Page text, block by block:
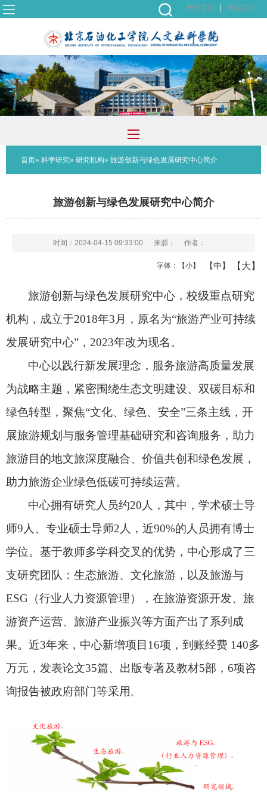
学校首页 学院首页
首页» 科学研究» 研究机构» 旅游创新与绿色发展研究中心简介
旅游创新与绿色发展研究中心简介
时间：2024-04-15 09:33:00 来源： 作者：
字体： 【小】 【中】 【大】
旅游创新与绿色发展研究中心，校级重点研究
机构，成立于2018年3月，原名为“旅游产业可持续
发展研究中心” ，2023年改为现名。
中心以践行新发展理念，服务旅游高质量发展
为战略主题，紧密围绕生态文明建设、双碳目标和
绿色转型，聚焦“文化、绿色、安全”三条主线，开
展旅游规划与服务管理基础研究和咨询服务，助力
旅游目的地文旅深度融合、价值共创和绿色发展，
助力旅游企业绿色低碳可持续运营。
中心拥有研究人员约20人，其中，学术硕士导
师9人、专业硕士导师2人，近90%的人员拥有博士
学位。基于教师多学科交叉的优势，中心形成了三
支研究团队：生态旅游、文化旅游，以及旅游与
ESG（行业人力资源管理），在旅游资源开发、旅
游资产运营、旅游产业振兴等方面产出了系列成
果。近3年来，中心新增项目16项，到账经费 140多
万元，发表论文35篇、出版专著及教材5部，6项咨
询报告被政府部门等采用 。